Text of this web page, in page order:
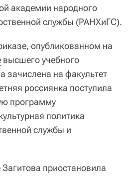
академии народного
службы (РАНХиГС).
опубликованном на
высшего учебного
зачислена на факультет
россиянка поступила
программу
политика
службы и
приостановила